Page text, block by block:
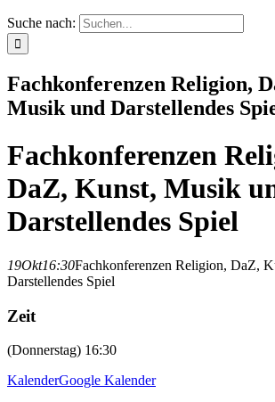
Suche nach:
Fachkonferenzen Religion,
Musik und Darstellendes
Fachkonferenzen
DaZ, Kunst, Musik
Darstellendes Spiel
19Okt16:30Fachkonferenzen Religion, DaZ,
Darstellendes Spiel
Zeit
(Donnerstag) 16:30
KalenderGoogle Kalender